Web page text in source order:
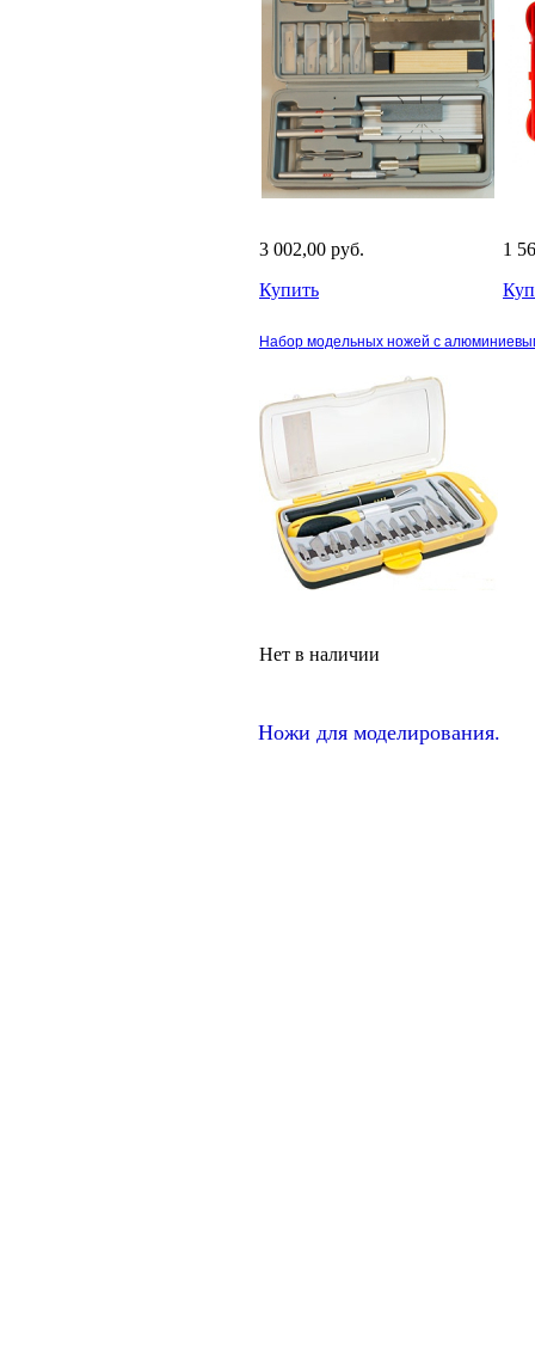
3 002,00 руб.
Купить
1
Набор модельных ножей с
Нет в наличии
Ножи для моделирования.